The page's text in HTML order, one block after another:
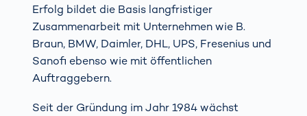
Erfolg bildet die Basis langfristiger
Zusammenarbeit mit Unternehmen wie B.
Braun, BMW, Daimler, DHL, UPS, Fresenius und
Sanofi ebenso wie mit öffentlichen
Auftraggebern.
Seit der Gründung im Jahr 1984 wächst